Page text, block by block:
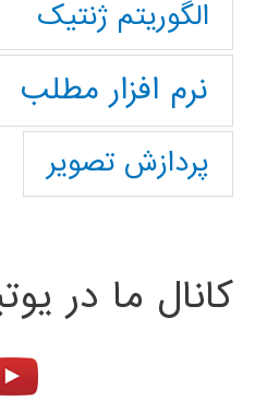
الگوریتم ژنتیک
نرم افزار مطلب
پردازش تصویر
کانال ما در